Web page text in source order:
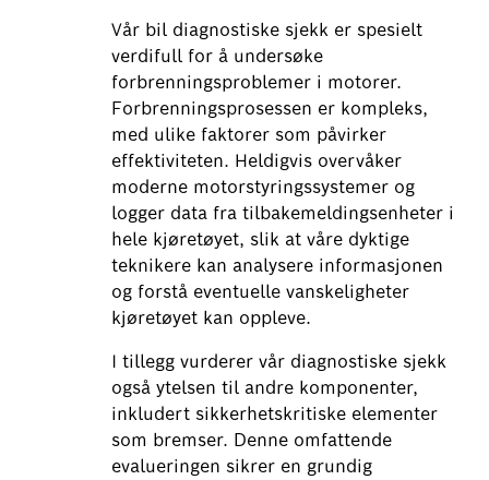
Vår bil diagnostiske sjekk er spesielt
verdifull for å undersøke
forbrenningsproblemer i motorer.
Forbrenningsprosessen er kompleks,
med ulike faktorer som påvirker
effektiviteten. Heldigvis overvåker
moderne motorstyringssystemer og
logger data fra tilbakemeldingsenheter i
hele kjøretøyet, slik at våre dyktige
teknikere kan analysere informasjonen
og forstå eventuelle vanskeligheter
kjøretøyet kan oppleve.
I tillegg vurderer vår diagnostiske sjekk
også ytelsen til andre komponenter,
inkludert sikkerhetskritiske elementer
som bremser. Denne omfattende
evalueringen sikrer en grundig